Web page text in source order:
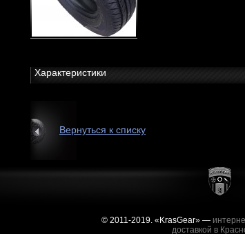
Характеристики
Вернуться к списку
© 2011-2019. «KrasGear» —
доставкой в